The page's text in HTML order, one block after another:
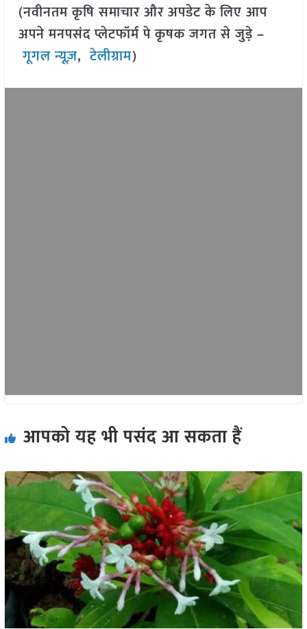
(नवीनतम कृषि समाचार और अपडेट के लिए आप
अपने मनपसंद प्लेटफॉर्म पे कृषक जगत से जुड़े –
गूगल न्यूज़,टेलीग्राम)
आपको यह भी पसंद आ सकता हैं